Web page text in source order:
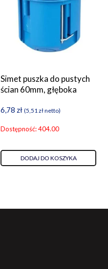
Simet puszka do pustych
ścian 60mm, głęboka
6,78 zł (5,51 złnetto)
Dostępność: 404.00
DODAJ DO KOSZYKA